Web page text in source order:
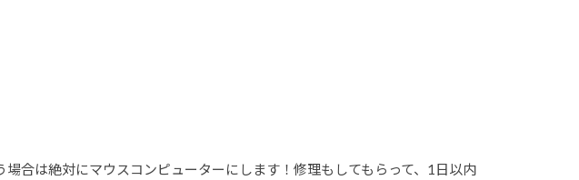
合は絶対にマウスコンピューターにします！修理もしてもらって、1日以内